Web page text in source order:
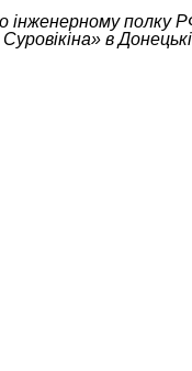
інженерному полку
в